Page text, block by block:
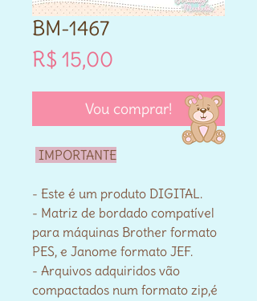
BM-1467
R$ 15,00
Vou comprar!
IMPORTANTE
- Este é um produto DIGITAL.
- Matriz de bordado compatível
para máquinas Brother formato
PES, e Janome formato JEF.
- Arquivos adquiridos vão
compactados num formato zip,é